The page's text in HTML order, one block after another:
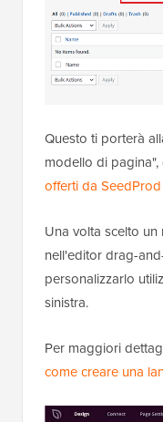
Questo ti porterà
modello di
offerti da SeedProd
Una volta scelto
nell'editor drag-
personalizzarlo
sinistra.
Per maggiori
come creare una